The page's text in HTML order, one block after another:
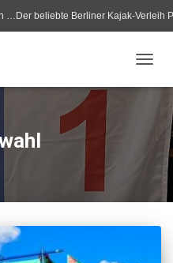
Berliner Kajak-Verleih